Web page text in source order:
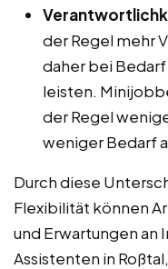
der Regel mehr
daher bei
leisten.
der Regel
weniger Bedarf
Durch diese
Flexibilität können
und Erwartungen
Assistenten in